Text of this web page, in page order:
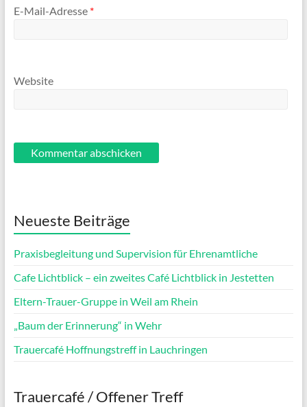
E-Mail-Adresse *
Website
Neueste Beiträge
Praxisbegleitung und Supervision für Ehrenamtliche
Cafe Lichtblick – ein zweites Café Lichtblick in Jestetten
Eltern-Trauer-Gruppe in Weil am Rhein
„Baum der Erinnerung“ in Wehr
Trauercafé Hoffnungstreff in Lauchringen
Trauercafé / Offener Treff